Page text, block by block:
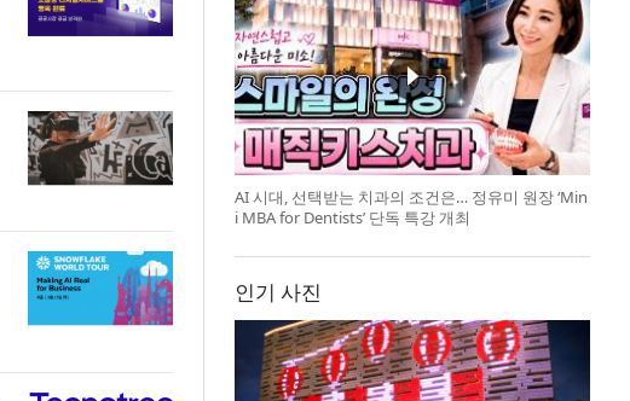
AI 시대, 선택받는 치과의 조건은… 정유미 원장 ‘Min
i MBA for Dentists’ 단독 특강 개최
인기 사진